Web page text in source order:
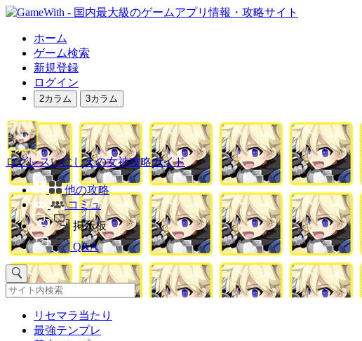
ホーム
ゲーム検索
新規登録
ログイン
2カラム 3カラム
ログレスいにしえの女神攻略ガイド
他の攻略
コミュ
掲示板
Q&A
リセマラ当たり
最強テンプレ